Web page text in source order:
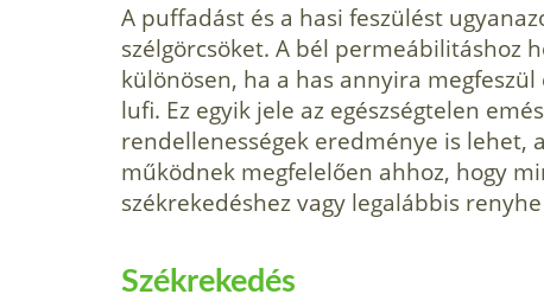
A puffadást és a hasi feszülést
szélgörcsöket. A bél permeábilitáshoz
különösen, ha a has annyira
lufi. Ez egyik jele az egészségtelen
rendellenességek eredménye is lehet,
működnek megfelelően ahhoz, hogy
székrekedéshez vagy legalábbis
Székrekedés